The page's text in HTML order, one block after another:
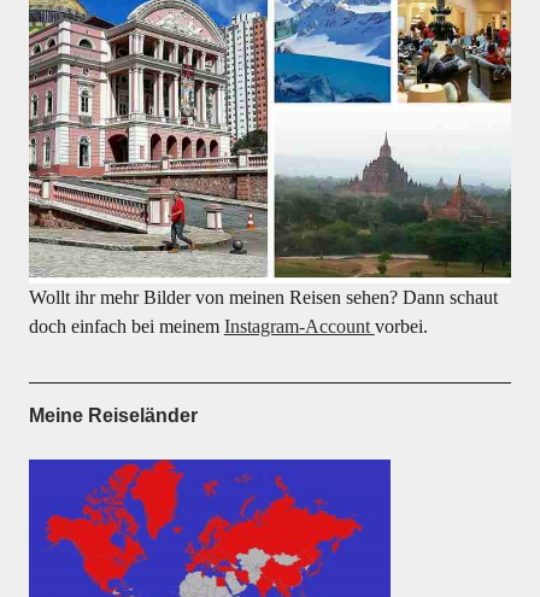
Wollt ihr mehr Bilder von meinen Reisen sehen? Dann schaut
doch einfach bei meinem Instagram-Account vorbei.
Meine Reiseländer